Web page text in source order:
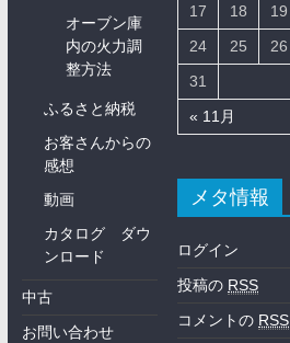
オーブン庫
内の火力調
整方法
ふるさと納税
お客さんからの
感想
動画
カタログ ダウ
ンロード
中古
お問い合わせ
« 11月
17
18 19
24
25 26
31
メタ情報
ログイン
投稿の RSS
コメントの RSS